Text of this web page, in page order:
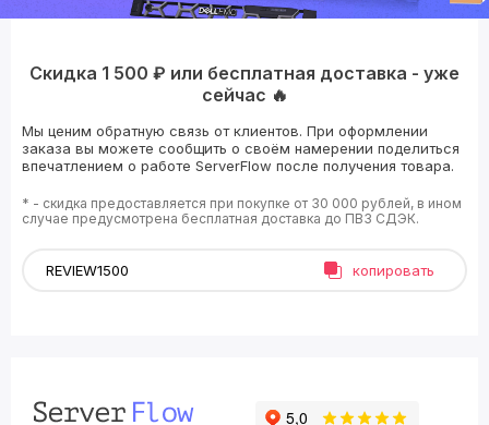
Скидка 1 500 ₽ или бесплатная доставка - уже
сейчас 🔥
Мы ценим обратную связь от клиентов. При оформлении
заказа вы можете сообщить о своём намерении поделиться
впечатлением о работе ServerFlow после получения товара.
* - скидка предоставляется при покупке от 30 000 рублей, в ином
случае предусмотрена бесплатная доставка до ПВЗ СДЭК.
копировать